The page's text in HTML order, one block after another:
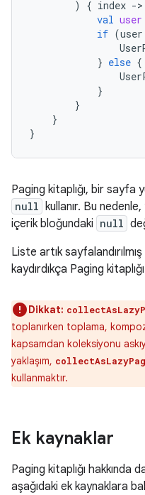
) { index -
val user
if (user
} else {
}
}
}
}
Paging kitaplığı, bir sayfa
null kullanır. Bu
içerik bloğundaki null
Liste artık
kaydırdıkça Paging
Dikkat:
toplanırken toplama,
kapsamdan koleksiyonu
yaklaşım,
kullanmaktır.
Ek kaynaklar
Paging kitaplığı hakkında
aşağıdaki ek kaynaklara